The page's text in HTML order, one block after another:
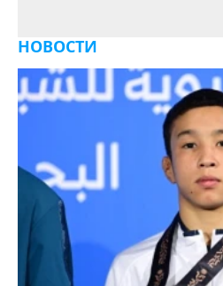
НОВОСТИ